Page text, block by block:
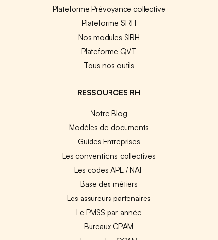
Plateforme Prévoyance collective
Plateforme SIRH
Nos modules SIRH
Plateforme QVT
Tous nos outils
RESSOURCES RH
Notre Blog
Modèles de documents
Guides Entreprises
Les conventions collectives
Les codes APE / NAF
Base des métiers
Les assureurs partenaires
Le PMSS par année
Bureaux CPAM